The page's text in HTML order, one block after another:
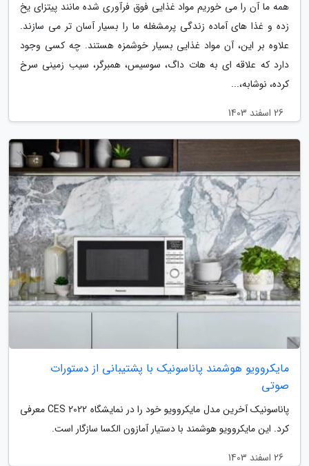
همه ما آن را می خوریم مواد غذایی فوق فرآوری شده مانند پیتزای یخ
زده و غذا های آماده زندگی پرمشغله ما را بسیار آسان تر می سازند.
علاوه بر این، آن مواد غذایی بسیار خوشمزه هستند. چه کسی وجود
دارد که علاقه ای به هات داگ، سوسیس، همبرگر، سیب زمینی سرخ
کرده، نوشابه،...
26 اسفند 1403
مایکروویو هوشمند پاناسونیک با پشتیبانی از دستورات
صوتی
پاناسونیک آخرین مدل مایکروویو خود را در نمایشگاه CES 2022 معرفی
کرد. این مایکروویو هوشمند با دستیار آمازون الکسا سازگار است.
26 اسفند 1403